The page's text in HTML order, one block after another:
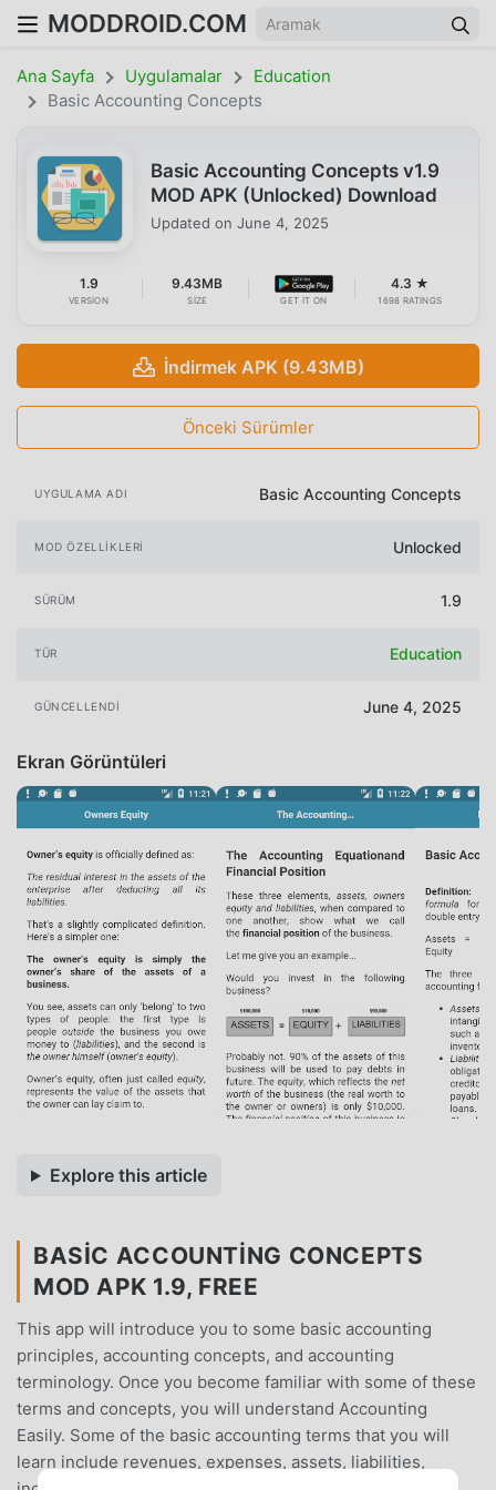
MODDROID.COM
Ana Sayfa Uygulamalar
Education
Basic Accounting Concepts
Basic Accounting Concepts v1.9
MOD APK (Unlocked) Download
Updated on June 4, 2025
1.9
VERSION
9.43MB
SIZE GET IT ON
4.3 ★
1698 RATINGS
İndirmek APK (9.43MB)
Önceki Sürümler
UYGULAMA ADI Basic Accounting Concepts
MOD ÖZELLIKLERI Unlocked
SÜRÜM 1.9
TÜR Education
GÜNCELLENDI June 4, 2025
Ekran Görüntüleri
Explore this article
BASIC ACCOUNTING CONCEPTS
MOD APK 1.9, FREE
This app will introduce you to some basic accounting
principles, accounting concepts, and accounting
terminology. Once you become familiar with some of these
terms and concepts, you will understand Accounting
Easily. Some of the basic accounting terms that you will
learn include revenues, expenses, assets, liabilities,